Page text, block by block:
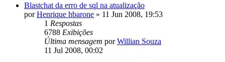
Blastchat da erro de sql na atualização
porHenrique hbarone » 11 Jun 2008, 19:53
1 Respostas
6788 Exibições
Última mensagem porWillian Souza
11 Jul 2008, 00:02